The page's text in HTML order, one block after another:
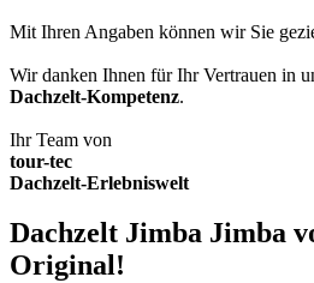
Mit Ihren Angaben können wir Sie
Wir danken Ihnen für Ihr Vertrauen in
Dachzelt-Kompetenz.
Ihr Team von
tour-tec
Dachzelt-Erlebniswelt
Dachzelt Jimba Jimba
Original!